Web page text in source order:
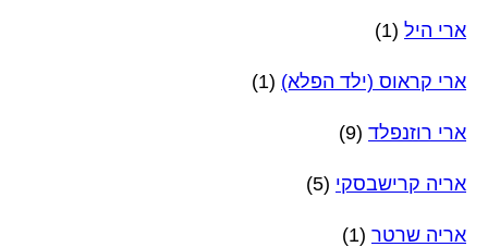
ארי היל (1)
ארי קראוס (ילד הפלא) (1)
ארי רוזנפלד (9)
אריה קרישבסקי (5)
אריה שרטר (1)